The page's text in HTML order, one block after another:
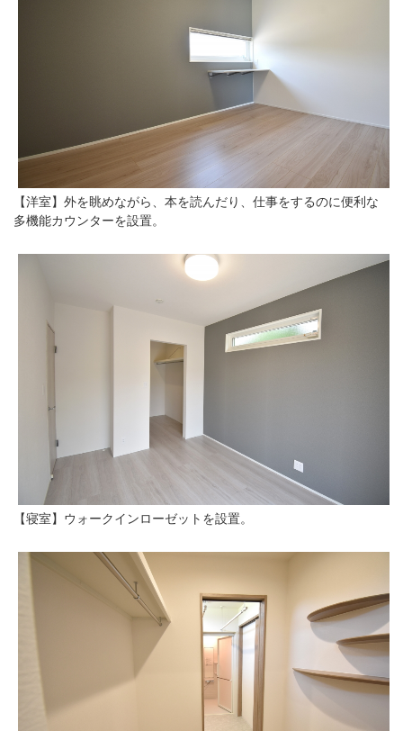
【洋室】外を眺めながら、本を読んだり、仕事をするのに便利な
多機能カウンターを設置。
【寝室】ウォークインローゼットを設置。